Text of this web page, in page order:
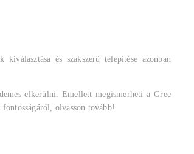
és szakszerű telepítése azonban
elkerülni. Emellett megismerheti a Gree
olvasson tovább!